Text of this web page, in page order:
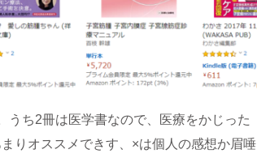
うち2冊は医学書なので、医療をかじった
りオススメできす、×は個人の感想か眉唾